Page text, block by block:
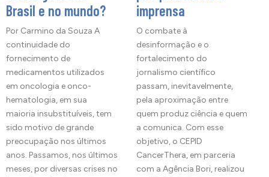
Brasil e no mundo?
Por Carmino da Souza A
continuidade do
fornecimento de
medicamentos utilizados
em oncologia e onco-
hematologia, em sua
maioria insubstituíveis, tem
sido motivo de grande
preocupação nos últimos
anos. Passamos, nos últimos
meses, por diversas crises no
imprensa
O combate à
desinformação e o
fortalecimento do
jornalismo científico
passam, inevitavelmente,
pela aproximação entre
quem produz ciência e quem
a comunica. Com esse
objetivo, o CEPID
CancerThera, em parceria
com a Agência Bori, realizou